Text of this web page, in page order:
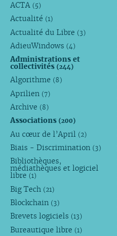
ACTA (5)
Actualité (1)
Actualité du Libre (3)
AdieuWindows (4)
Administrations et
collectivités (244)
Algorithme (8)
Aprilien (7)
Archive (8)
Associations (200)
Au cœur de l’April (2)
Biais - Discrimination (3)
Bibliothèques,
médiathèques et logiciel
libre (1)
Big Tech (21)
Blockchain (3)
Brevets logiciels (13)
Bureautique libre (1)